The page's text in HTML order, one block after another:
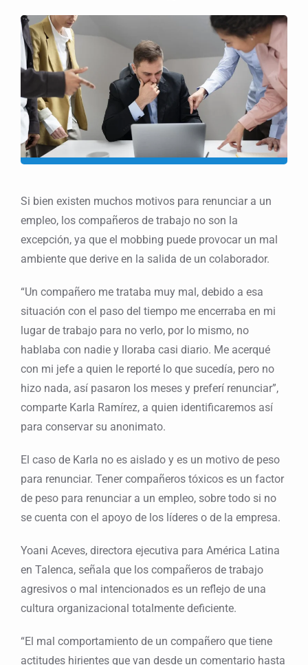
Si bien existen muchos motivos para renunciar a un
empleo, los compañeros de trabajo no son la
excepción, ya que el mobbing puede provocar un mal
ambiente que derive en la salida de un colaborador.
“Un compañero me trataba muy mal, debido a esa
situación con el paso del tiempo me encerraba en mi
lugar de trabajo para no verlo, por lo mismo, no
hablaba con nadie y lloraba casi diario. Me acerqué
con mi jefe a quien le reporté lo que sucedía, pero no
hizo nada, así pasaron los meses y preferí renunciar”,
comparte Karla Ramírez, a quien identificaremos así
para conservar su anonimato.
El caso de Karla no es aislado y es un motivo de peso
para renunciar. Tener compañeros tóxicos es un factor
de peso para renunciar a un empleo, sobre todo si no
se cuenta con el apoyo de los líderes o de la empresa.
Yoani Aceves, directora ejecutiva para América Latina
en Talenca, señala que los compañeros de trabajo
agresivos o mal intencionados es un reflejo de una
cultura organizacional totalmente deficiente.
“El mal comportamiento de un compañero que tiene
actitudes hirientes que van desde un comentario hasta